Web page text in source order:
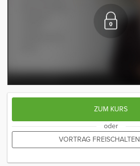
ZUM KURS
oder
VORTRAG FREISCHALTEN